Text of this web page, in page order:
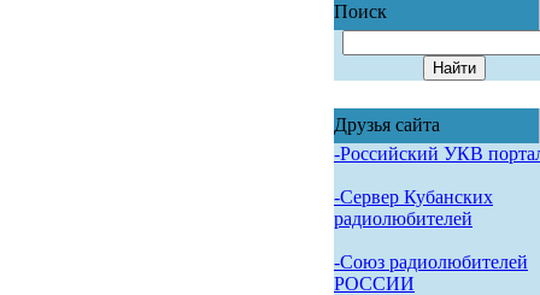
Поиск
Друзья сайта
-Российский УКВ
-Сервер Кубанских
радиолюбителей
-Союз радиолюбителей
РОССИИ